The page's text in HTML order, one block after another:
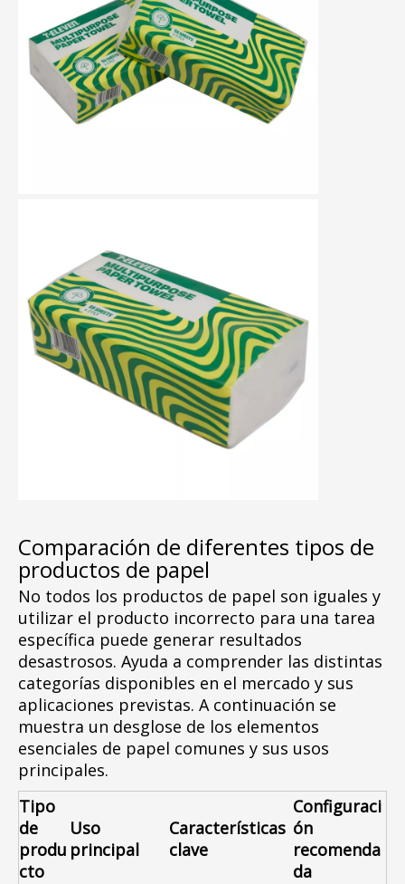
Comparación de diferentes tipos de
productos de papel
No todos los productos de papel son iguales y
utilizar el producto incorrecto para una tarea
específica puede generar resultados
desastrosos. Ayuda a comprender las distintas
categorías disponibles en el mercado y sus
aplicaciones previstas. A continuación se
muestra un desglose de los elementos
esenciales de papel comunes y sus usos
principales.
Tipo
de
produ
cto
Uso
principal
Características
clave
Configuraci
ón
recomenda
da